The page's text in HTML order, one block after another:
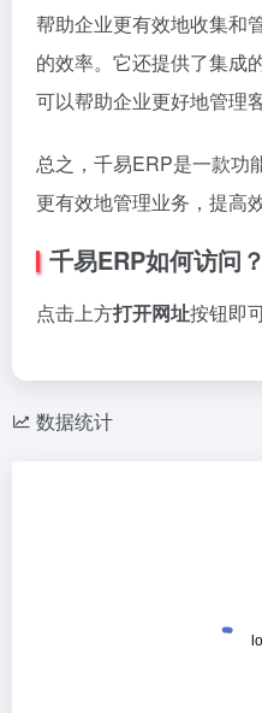
帮助企业更有效地收集和
的效率。它还提供了集成
可以帮助企业更好地管理
总之，千易ERP是一款功
更有效地管理业务，提高
千易ERP如何访问？
点击上方打开网址按钮即可
数据统计